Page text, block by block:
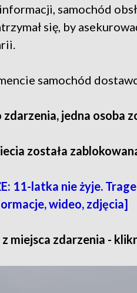
samochód
się, by
samochód
jedna osoba
została
11-latka nie żyje.
wideo, zdjęcia]
miejsca zdarzenia -